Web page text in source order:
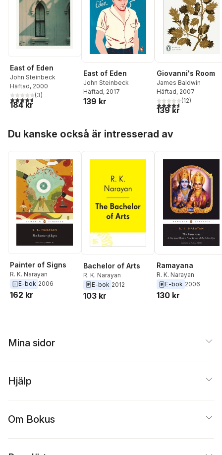
East of Eden
John Steinbeck
Häftad, 2000
4,7utav 5 stjärnor. Totalt antal röster:
(3)
184 kr
East of Eden
John Steinbeck
Häftad, 2017
139 kr
Giovanni's Room
James Baldwin
Häftad, 2007
4,6utav 5 stjärnor.
(12)
139 kr
Du kanske också är intresserad av
Painter of Signs
R. K. Narayan
E-bok 2006
162 kr
Bachelor of Arts
R. K. Narayan
E-bok 2012
103 kr
Ramayana
R. K. Narayan
E-bok 2006
130 kr
Mina sidor
Hjälp
Om Bokus